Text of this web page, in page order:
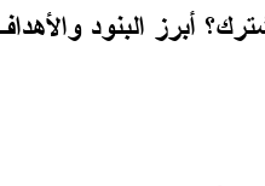
أبرز البنود